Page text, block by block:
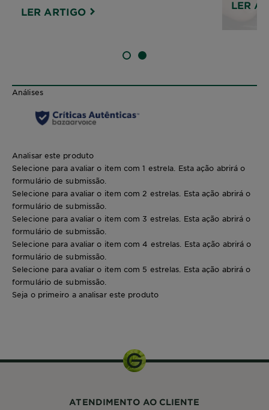
LER ARTIGO
LER
SLIDE 1SLIDE 2
Análises
Analisar este produto
Selecione para avaliar o item com 1 estrela. Esta ação abrirá o
formulário de submissão.
Selecione para avaliar o item com 2 estrelas. Esta ação abrirá o
formulário de submissão.
Selecione para avaliar o item com 3 estrelas. Esta ação abrirá o
formulário de submissão.
Selecione para avaliar o item com 4 estrelas. Esta ação abrirá o
formulário de submissão.
Selecione para avaliar o item com 5 estrelas. Esta ação abrirá o
formulário de submissão.
Seja o primeiro a analisar este produto
ATENDIMENTO AO CLIENTE